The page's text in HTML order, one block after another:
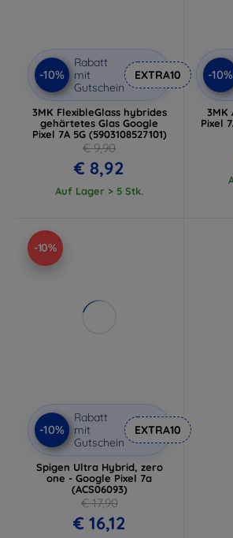
-10%
Rabatt
mit
Gutschein
EXTRA10
3MK FlexibleGlass hybrides
gehärtetes Glas Google
Pixel 7A 5G (5903108527101)
€ 9,90
€ 8,92
Auf Lager > 5 Stk.
-10%
3MK
Pixel
-10%
-10%
Rabatt
mit
Gutschein
EXTRA10
Spigen Ultra Hybrid, zero
one - Google Pixel 7a
(ACS06093)
€ 17,90
€ 16,12